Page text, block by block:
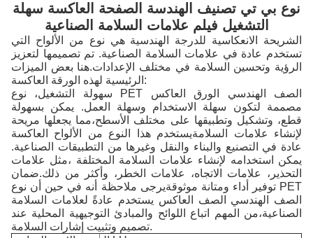
نوع بي تي تصنيف الهندسة الصفحة العاكسة سهلة
التشغيل فيلم علامات السلامة الصناعية
الشريحة الانعكاسية للدرجة الهندسية هي نوع من الألواح التي
تستخدم عادة في علامات السلامة الصناعية. تم تصميمها لتعزيز
الرؤية وتحسين السلامة في مختلف الإعدادات.هنا بعض الميزات
الرئيسية لهذه الورقة العاكسة:
سهولة التشغيل، نوع PET الصف الهندسي الورق العاكس
مصممة لتكون سهلة الاستخدام وسهلة العمل. يمكن بسهولة
قطع، وتشكيل وتطبيقها على مختلف الأسطح،مما يجعلها مريحة
لإنشاء علامات السلامةيستخدم هذا النوع من الألواح العاكسة
عادة في التصنيع والبناء والنقل وغيرها من التطبيقات الصناعية.
يمكن استخدامه لإنشاء علامات السلامة المختلفة ،مثل علامات
التحذير، علامات الاتجاه، علامات الخطر، وأكثر من ذلك.ضمان
توفير أداء ومتانة موثوقةيرجى ملاحظة أنه في حين أن نوع PET
الصف الهندسي الصف العاكس يستخدم عادةً لعلامات السلامة
الصناعية،من المهم اتباع اللوائح والمبادئ التوجيهية المحلية عند
تصميم وتثبيت إشارات السلامة.